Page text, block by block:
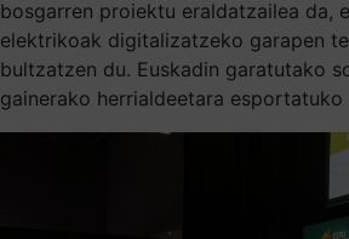
bosgarren proiektu eraldatzailea da,
elektrikoak digitalizatzeko garapen
bultzatzen du. Euskadin garatutako
gainerako herrialdeetara esportatuko